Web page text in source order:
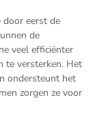
door eerst de
de
veel efficiënter
te versterken. Het
ondersteunt het
zorgen ze voor